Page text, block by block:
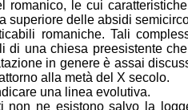
romanico, le cui caratteristiche
superiore delle absidi
romaniche. Tali
di una chiesa preesistente
in genere è assai
alla metà del X secolo.
una linea evolutiva.
non ne esistono salvo la